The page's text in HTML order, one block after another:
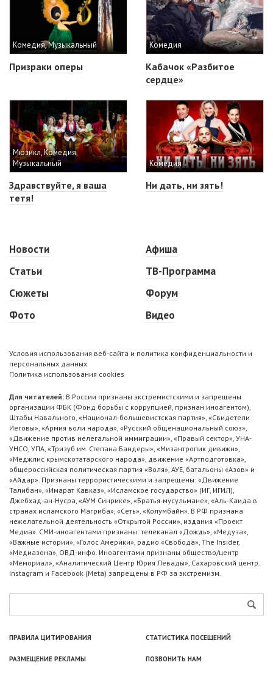
Комедия, Музыкальный
Призраки оперы
Комедия
Кабачок «Разбитое
сердце»
Мюзикл, Комедия,
Музыкальный
Здравствуйте, я ваша
тетя!
Комедия
Ни дать, ни зять!
Новости
Статьи
Сюжеты
Фото
Афиша
ТВ-Программа
Форум
Видео
Условия использования веб-сайта и политика конфиденциальности и
персональных данных
Политика использования cookies
Для читателей: В России признаны экстремистскими и запрещены
организации ФБК (Фонд борьбы с коррупцией, признан иноагентом),
Штабы Навального, «Национал-большевистская партия», «Свидетели
Иеговы», «Армия воли народа», «Русский общенациональный союз»,
«Движение против нелегальной иммиграции», «Правый сектор», УНА-
УНСО, УПА, «Тризуб им. Степана Бандеры», «Мизантропик дивижн»,
«Меджлис крымскотатарского народа», движение «Артподготовка»,
общероссийская политическая партия «Воля», АУЕ, батальоны «Азов» и
«Айдар». Признаны террористическими и запрещены: «Движение
Талибан», «Имарат Кавказ», «Исламское государство» (ИГ, ИГИЛ),
Джебхад-ан-Нусра, «АУМ Синрике», «Братья-мусульмане», «Аль-Каида в
странах исламского Магриба», «Сеть», «Колумбайн». В РФ признана
нежелательной деятельность «Открытой России», издания «Проект
Медиа». СМИ-иноагентами признаны: телеканал «Дождь», «Медуза»,
«Важные истории», «Голос Америки», радио «Свобода», The Insider,
«Медиазона», ОВД-инфо. Иноагентами признаны общество/центр
«Мемориал», «Аналитический Центр Юрия Левады», Сахаровский центр.
Instagram и Facebook (Metа) запрещены в РФ за экстремизм.
ПРАВИЛА ЦИТИРОВАНИЯ СТАТИСТИКА ПОСЕЩЕНИЙ
РАЗМЕЩЕНИЕ РЕКЛАМЫ ПОЗВОНИТЬ НАМ